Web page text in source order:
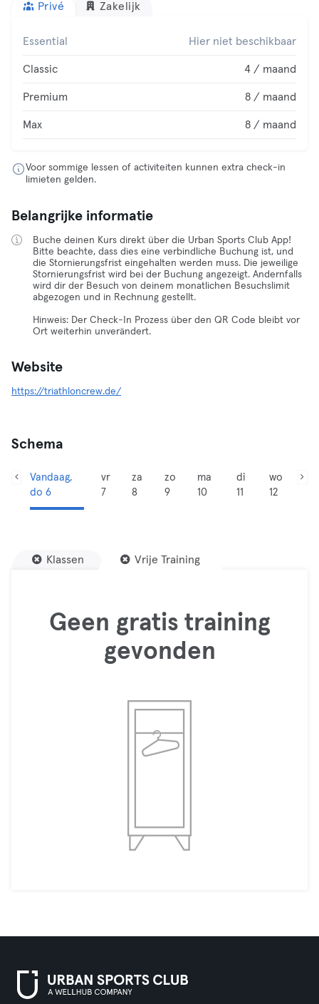
Privé Zakelijk
Essential Hier niet beschikbaar
Classic 4 / maand
Premium 8 / maand
Max 8 / maand
Voor sommige lessen of activiteiten kunnen extra check-in
limieten gelden.
Belangrijke informatie
Buche deinen Kurs direkt über die Urban Sports Club App!
Bitte beachte, dass dies eine verbindliche Buchung ist, und
die Stornierungsfrist eingehalten werden muss. Die jeweilige
Stornierungsfrist wird bei der Buchung angezeigt. Andernfalls
wird dir der Besuch von deinem monatlichen Besuchslimit
abgezogen und in Rechnung gestellt.
Hinweis: Der Check-In Prozess über den QR Code bleibt vor
Ort weiterhin unverändert.
Website
https://triathloncrew.de/
Schema
Vandaag,
do 6
vr
7
za
8
zo
9
ma
10
di
11
wo
12
Klassen Vrije Training
Geen gratis training
gevonden